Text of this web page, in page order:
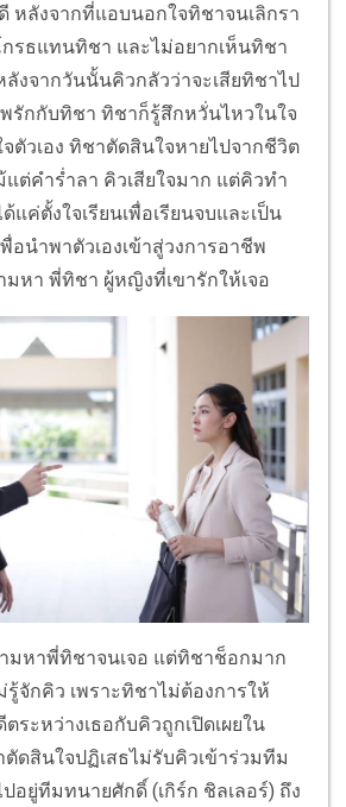
หลังจากที่แอบนอกใจทิชาจนเลิกรา
รธแทนทิชา และไม่อยากเห็นทิชา
ลังจากวันนั้นคิวกลัวว่าจะเสียทิชาไป
รักกับทิชา ทิชาก็รู้สึกหวั่นไหวในใจ
ตัวเอง ทิชาตัดสินใจหายไปจากชีวิต
ต่คำร่ำลา คิวเสียใจมาก แต่คิวทำ
แค่ตั้งใจเรียนเพื่อเรียนจบและเป็น
อนำพาตัวเองเข้าสู่วงการอาชีพ
หา พี่ทิชา ผู้หญิงที่เขารักให้เจอ
มหาพี่ทิชาจนเจอ แต่ทิชาช็อกมาก
จักคิว เพราะทิชาไม่ต้องการให้
ระหว่างเธอกับคิวถูกเปิดเผยใน
ดสินใจปฏิเสธไม่รับคิวเข้าร่วมทีม
อยู่ทีมทนายศักดิ์ (เกิร์ก ชิลเลอร์) ถึง